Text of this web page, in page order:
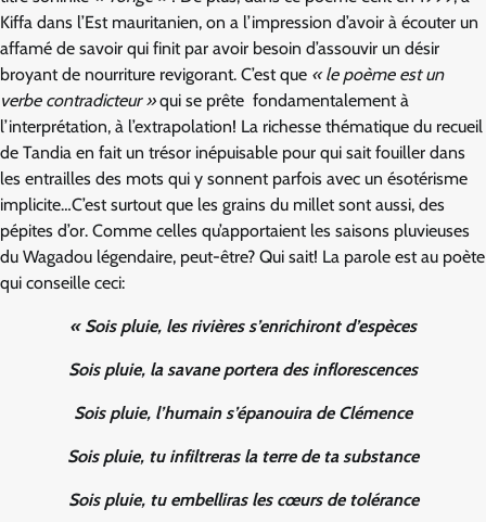
Kiffa dans l’Est mauritanien, on a l’impression d’avoir à écouter un
affamé de savoir qui finit par avoir besoin d’assouvir un désir
broyant de nourriture revigorant. C’est que « le poème est un
verbe contradicteur »qui se prête fondamentalement à
l’interprétation, à l’extrapolation! La richesse thématique du recueil
de Tandia en fait un trésor inépuisable pour qui sait fouiller dans
les entrailles des mots qui y sonnent parfois avec un ésotérisme
implicite…C’est surtout que les grains du millet sont aussi, des
pépites d’or. Comme celles qu’apportaient les saisons pluvieuses
du Wagadou légendaire, peut-être? Qui sait! La parole est au poète
qui conseille ceci:
« Sois pluie, les rivières s’enrichiront d’espèces
Sois pluie, la savane portera des inflorescences
Sois pluie, l’humain s’épanouira de Clémence
Sois pluie, tu infiltreras la terre de ta substance
Sois pluie, tu embelliras les cœurs de tolérance